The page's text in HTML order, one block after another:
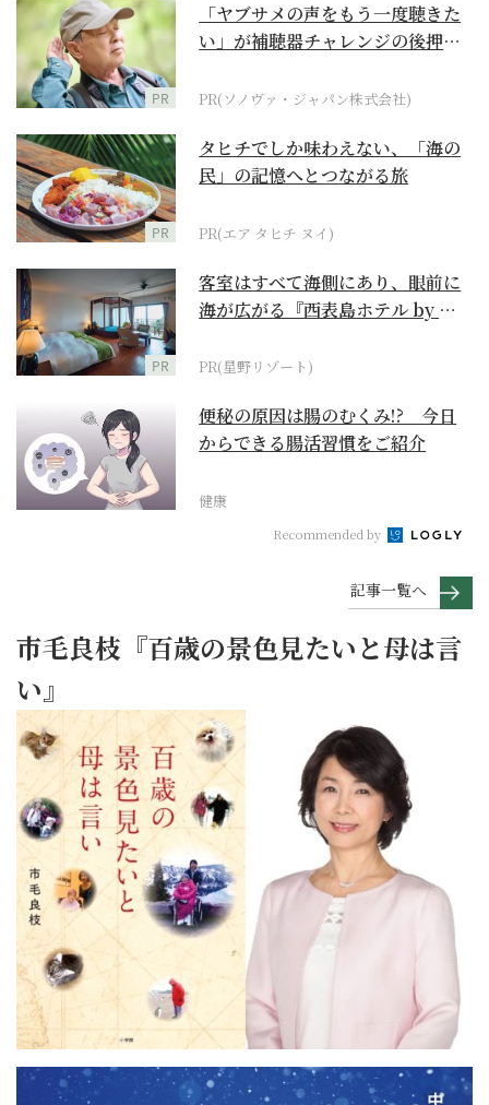
PR
「ヤブサメの声をもう一度聴きた
い」が補聴器チャレンジの後押し
PR(ソノヴァ・ジャパン株式会社)
PR
タヒチでしか味わえない、「海の
民」の記憶へとつながる旅
PR(エア タヒチ ヌイ)
PR
客室はすべて海側にあり、眼前に
海が広がる『西表島ホテル by 星
PR(星野リゾート)
便秘の原因は腸のむくみ!? 今日
からできる腸活習慣をご紹介
健康
Recommended by
記事一覧へ
市毛良枝『百歳の景色見たいと母は言
い』